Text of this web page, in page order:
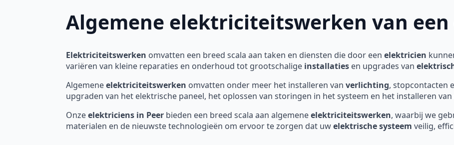
Algemene elektriciteitswerken van
Elektriciteitswerken omvatten een breed scala aan taken en diensten die door een elektricien
variëren van kleine reparaties en onderhoud tot grootschalige installaties en upgrades van
Algemeneelektriciteitswerken omvatten onder meer het installeren van verlichting, stopcontacten
upgraden van het elektrische paneel, het oplossen van storingen in het systeem en het installeren van
Onzeelektriciens in Peer bieden een breed scala aan algemeneelektriciteitswerken, waarbij we
materialen en de nieuwste technologieën om ervoor te zorgen dat uwelektrische systeem veilig,